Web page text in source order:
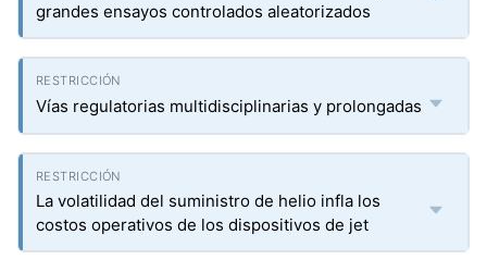
grandes ensayos controlados aleatorizados
Vías regulatorias multidisciplinarias y prolongadas
La volatilidad del suministro de helio infla los
costos operativos de los dispositivos de jet